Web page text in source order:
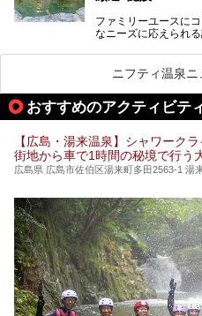
ファミリーユースに
なニーズに応えられ
いった個性が魅力の
今回は、そんな広島
「一度訪ねてみたい
ピックアップして紹
※2021/07/30時点の
ニフティ温泉
おすすめのアクティビテ
【広島・湯来温泉】シャワーク
街地から車で1時間の秘境で行う
広島県 広島市佐伯区湯来町多田2563-1 湯